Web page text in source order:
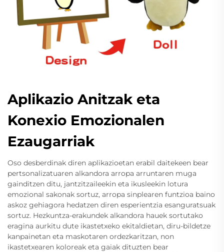
Aplikazio Anitzak eta
Konexio Emozionalen
Ezaugarriak
Oso desberdinak diren aplikazioetan erabil daitekeen bear
pertsonalizatuaren alkandora arropa arruntaren muga
gainditzen ditu, jantzitzaileekin eta ikusleekin lotura
emozional sakonak sortuz, arropa sinplearen funtzioa baino
askoz gehiagora hedatzen diren esperientzia esanguratsuak
sortuz. Hezkuntza-erakundek alkandora hauek sortutako
eragina aurkitu dute ikastetxeko ekitaldietan, diru-bildetze
kanpainetan eta maskotaren ordezkaritzan, non
ikastetxearen koloreak eta gaiak dituzten bear